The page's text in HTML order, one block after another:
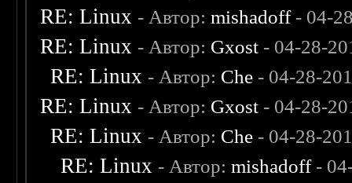
RE: Linux - Автор:mishadoff- 04-
RE: Linux - Автор: Gxost - 04-28-
RE: Linux - Автор: Che - 04-28-
RE: Linux - Автор: Gxost - 04-28-
RE: Linux - Автор: Che - 04-28-
RE: Linux - Автор:mishadoff-